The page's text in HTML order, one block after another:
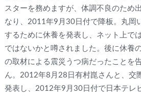
スターを務めますが、体調不良のため
なり、2011年9月30日付で降板。丸岡
するために休養を発表し、ネット上で
ではないかと噂されました。後に休養
の取材による震災うつ病だったことを
ん。2012年8月28日有村崑さんと、交
発表し、2012年9月30日付で日本テレ